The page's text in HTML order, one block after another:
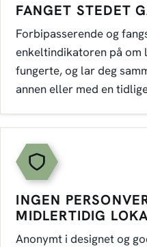
FANGET STEDET
Forbipasserende og
enkeltindikatoren på om
fungerte, og lar deg
annen eller med en
INGEN
MIDLERTIDIG
Anonymt i designet og